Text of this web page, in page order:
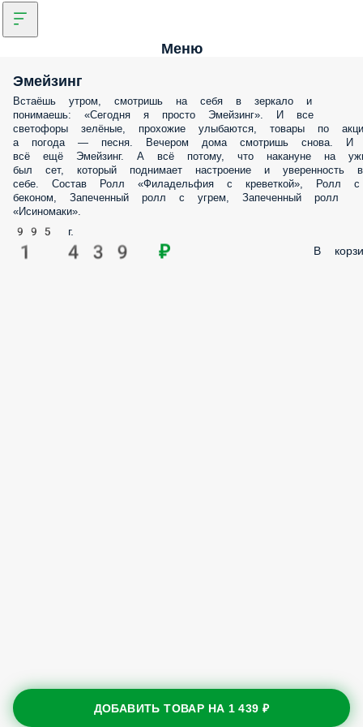
Меню
Эмейзинг
Встаёшь утром, смотришь на себя в зеркало и
понимаешь: «Сегодня я просто Эмейзинг». И все
светофоры зелёные, прохожие улыбаются, товары по
а погода — песня. Вечером дома смотришь снова. И
всё ещё Эмейзинг. А всё потому, что накануне на
был сет, который поднимает настроение и уверенность в
себе. Состав Ролл «Филадельфия с креветкой», Ролл с
беконом, Запеченный ролл с угрем, Запеченный ролл
«Исиномаки».
995 г.
1 439 ₽ В
ДОБАВИТЬ ТОВАР НА 1 439 ₽